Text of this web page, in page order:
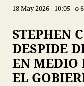
18 May 2026 10:05
STEPHEN
DESPIDE
EN MEDIO
EL